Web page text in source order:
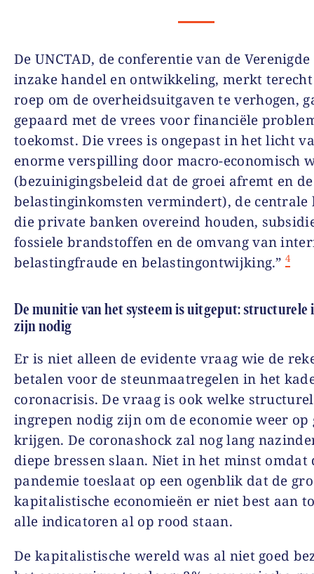
De UNCTAD, de conferentie van de
inzake handel en ontwikkeling, merkt terecht
roep om de overheidsuitgaven te verhogen,
gepaard met de vrees voor financiële
toekomst. Die vrees is ongepast in het licht
enorme verspilling door macro-economisch
(bezuinigingsbeleid dat de groei afremt en de
belastinginkomsten vermindert), de centrale
die private banken overeind houden,
fossiele brandstoffen en de omvang van
belastingfraude en belastingontwijking.” 4
De munitie van het systeem is uitgeput: structurele
zijn nodig
Er is niet alleen de evidente vraag wie de
betalen voor de steunmaatregelen in het
coronacrisis. De vraag is ook welke
ingrepen nodig zijn om de economie weer op
krijgen. De coronashock zal nog lang
diepe bressen slaan. Niet in het minst omdat
pandemie toeslaat op een ogenblik dat de
kapitalistische economieën er niet best aan
alle indicatoren al op rood staan.
De kapitalistische wereld was al niet goed